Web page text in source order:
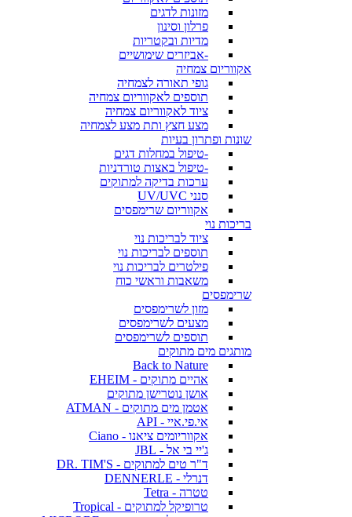
מזונות לדגים
פרלון וסינון
מדיות ובקטריות
-אביזרים שימושיים
אקווריום צמחיה
גופי תאורה לצמחיה
תוספים לאקווריום צמחיה
ציוד לאקווריום צמחיה
מצע חצץ ותת מצע לצמחיה
שונות ופתרון בעיות
-טיפול במחלות דגים
-טיפול באצות טורדניות
ערכות בדיקה למתוקים
סנני UV/UVC
אקווריום שרימפסים
בריכות נוי
ציוד לבריכות נוי
תוספים לבריכות נוי
פילטרים לבריכות נוי
משאבות וראשי כוח
שרימפסים
מזון לשרימפסים
מצעים לשרימפסים
תוספים לשרימפסים
מותגים מים מתוקים
Back to Nature
אהיים מתוקים - EHEIM
אושן נוטרישן מתוקים
אטמן מים מתוקים - ATMAN
אי.פי.איי - API
אקווריומים ציאנו - Ciano
ג'יי בי אל - JBL
ד"ר טים למתוקים - DR. TIM'S
דנרלי - DENNERLE
טטרה - Tetra
טרופיקל למתוקים - Tropical